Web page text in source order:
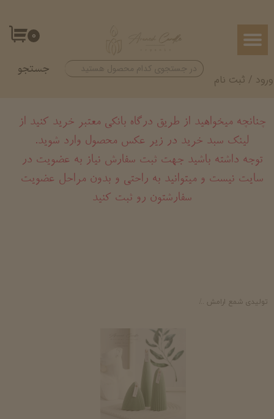
۰
ورود / ثبت نام
حساب کاربری من
تغییر گذر واژه
جستجو
تولیدی شمع ارامش
چنانچه میخواهید از طریق درگاه بانکی معتبر خرید کنید از
لینک سبد خرید در زیر عکس محصول وارد شوید.
​​​​​​​توجه داشته باشید جهت ثبت سفارش نیاز به عضویت در
سایت نیست و میتوانید به راحتی و بدون مراحل عضویت
سفارشتون رو ثبت کنید